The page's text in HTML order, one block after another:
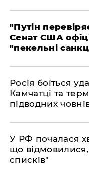
​"Путін
Сенат США
"пекельні
​Росія боїться
Камчатці та
підводних
​У РФ почалася
що
списків"